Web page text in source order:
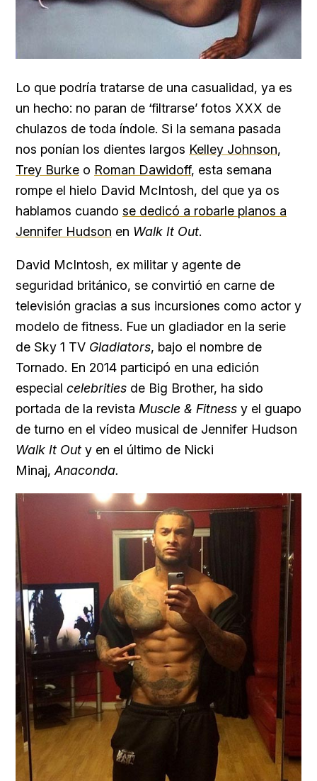
Lo que podría tratarse de una casualidad, ya es
un hecho: no paran de ‘filtrarse’ fotos XXX de
chulazos de toda índole. Si la semana pasada
nos ponían los dientes largos Kelley Johnson,
Trey Burke o Roman Dawidoff, esta semana
rompe el hielo David McIntosh, del que ya os
hablamos cuando se dedicó a robarle planos a
Jennifer Hudson en Walk It Out.
David McIntosh, ex militar y agente de
seguridad británico, se convirtió en carne de
televisión gracias a sus incursiones como actor y
modelo de fitness. Fue un gladiador en la serie
de Sky 1 TV Gladiators, bajo el nombre de
Tornado. En 2014 participó en una edición
especial celebrities de Big Brother, ha sido
portada de la revista Muscle & Fitness y el guapo
de turno en el vídeo musical de Jennifer Hudson
Walk It Out y en el último de Nicki
Minaj, Anaconda.